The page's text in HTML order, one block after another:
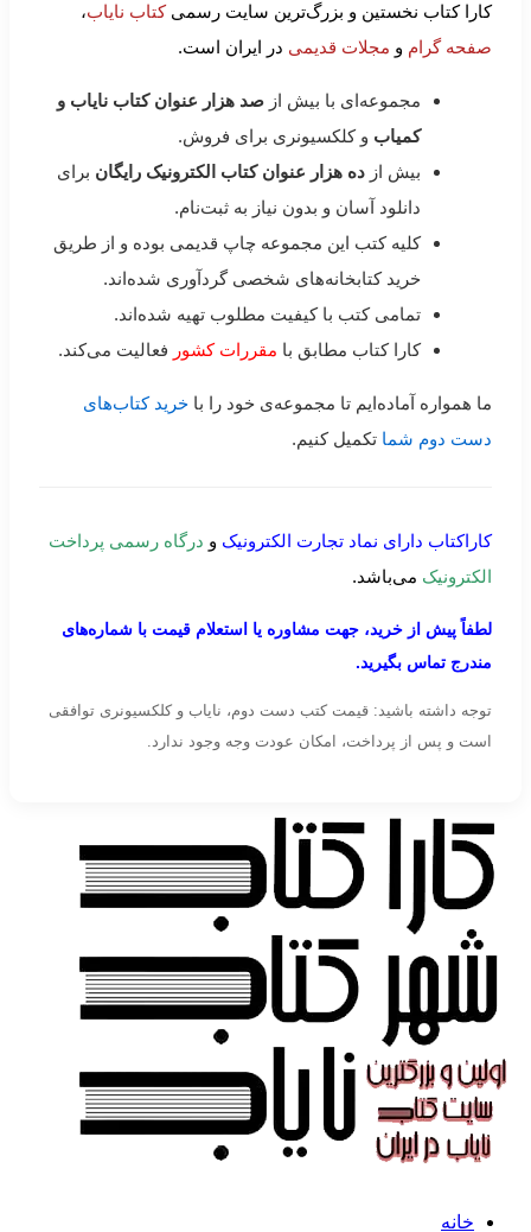
کارا کتاب نخستین و بزرگ‌ترین سایت رسمیکتاب نایاب،
صفحه گرام و مجلات قدیمی در ایران است.
مجموعه‌ای با بیش از صد هزار عنوان کتاب نایاب و
کمیاب و کلکسیونری برای فروش.
بیش از ده هزار عنوان کتاب الکترونیک رایگان برای
دانلود آسان و بدون نیاز به ثبت‌نام.
کلیه کتب این مجموعه چاپ قدیمی بوده و از طریق
خرید کتابخانه‌های شخصی گردآوری شده‌اند.
تمامی کتب با کیفیت مطلوب تهیه شده‌اند.
کارا کتاب مطابق با مقررات کشور فعالیت می‌کند.
ما همواره آماده‌ایم تا مجموعه‌ی خود را با خرید کتاب‌های
دست دوم شما تکمیل کنیم.
کاراکتاب دارای نماد تجارت الکترونیک و درگاه رسمی پرداخت
الکترونیک می‌باشد.
لطفاً پیش از خرید، جهت مشاوره یا استعلام قیمت با شماره‌های
مندرج تماس بگیرید.
توجه داشته باشید: قیمت کتب دست دوم، نایاب و کلکسیونری توافقی
است و پس از پرداخت، امکان عودت وجه وجود ندارد.
خانه